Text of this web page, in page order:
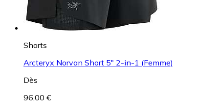
Shorts
Arcteryx Norvan Short 5" 2-in-1 (Femme)
Dès
96,00 €